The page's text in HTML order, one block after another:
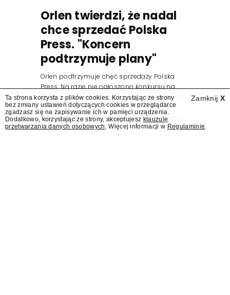
Orlen twierdzi, że nadal
chce sprzedać Polska
Press. "Koncern
podtrzymuje plany"
Orlen podtrzymuje chęć sprzedaży Polska
Press. Na razie nie ogłoszono konkursu na
nowego prezesa wydawnictwa. Wśród graczy
zainteresowanych przejęciem wymieniano
wcześniej Grupę ZPR Media i Wirtualną Polskę.
Zamknij X
Ta strona korzysta z plików cookies. Korzystając ze strony
bez zmiany ustawień dotyczących cookies w przeglądarce
zgadzasz się na zapisywanie ich w pamięci urządzenia.
Dodatkowo, korzystając ze strony, akceptujesz klauzulę
przetwarzania danych osobowych . Więcej informacji w Regulaminie.